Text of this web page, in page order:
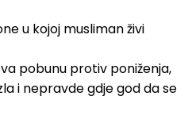
u kojoj musliman živi
pobunu protiv poniženja,
i nepravde gdje god da se